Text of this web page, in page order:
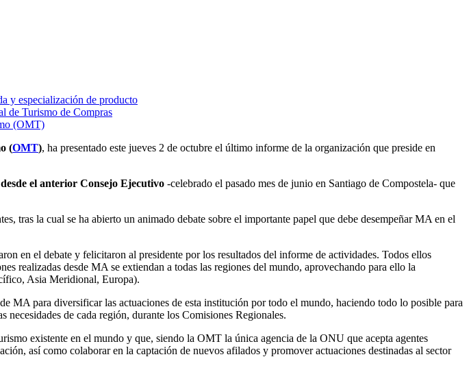
y especialización de producto
de Turismo de Compras
(OMT)
(OMT), ha presentado este jueves 2 de octubre el último informe de la organización que preside en
el anterior Consejo Ejecutivo -celebrado el pasado mes de junio en Santiago de Compostela- que
tras la cual se ha abierto un animado debate sobre el importante papel que debe desempeñar MA en el
en el debate y felicitaron al presidente por los resultados del informe de actividades. Todos ellos
realizadas desde MA se extiendan a todas las regiones del mundo, aprovechando para ello la
Asia Meridional, Europa).
MA para diversificar las actuaciones de esta institución por todo el mundo, haciendo todo lo posible para
necesidades de cada región, durante los Comisiones Regionales.
existente en el mundo y que, siendo la OMT la única agencia de la ONU que acepta agentes
así como colaborar en la captación de nuevos afilados y promover actuaciones destinadas al sector